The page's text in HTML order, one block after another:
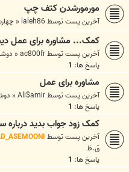
مورمورشدن کتف چپ
آخرین پست توسطlaleh86
« چهارشنبه ۲۸
کمک... مشاوره برای عمل
آخرین پست توسطac800fr
« دوشنبه ۱۹ اسفند
پاسخ ها: 1
مشاوره برای عمل
آخرین پست توسطAli$amir
« دوشنبه ۱۹
پاسخ ها: 1
کمک زود جواب بدید
آخرین پست توسط
ق.ظ
پاسخ ها: 1